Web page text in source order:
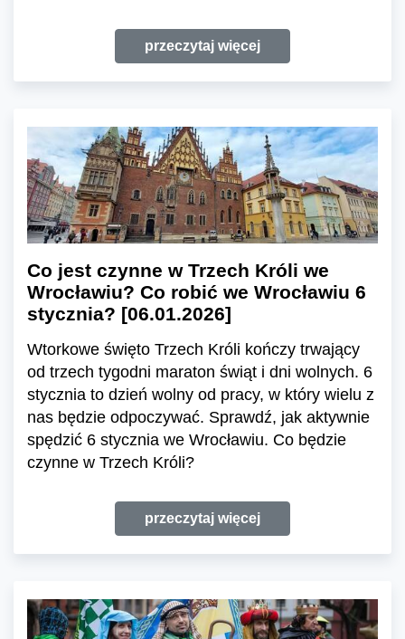
przeczytaj więcej
Co jest czynne w Trzech Króli we
Wrocławiu? Co robić we Wrocławiu 6
stycznia? [06.01.2026]
Wtorkowe święto Trzech Króli kończy trwający
od trzech tygodni maraton świąt i dni wolnych. 6
stycznia to dzień wolny od pracy, w który wielu z
nas będzie odpoczywać. Sprawdź, jak aktywnie
spędzić 6 stycznia we Wrocławiu. Co będzie
czynne w Trzech Króli?
przeczytaj więcej